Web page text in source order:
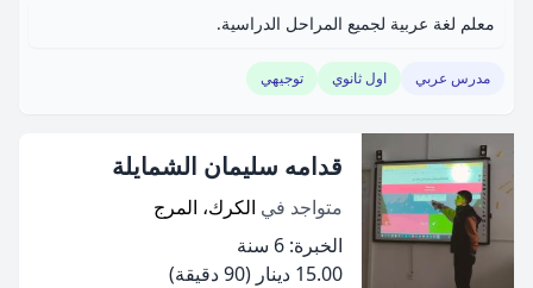
معلم لغة عربية لجميع المراحل الدراسية.
مدرس عربي اول ثانوي توجيهي
قدامه سليمان الشمايلة
متواجد في الكرك، المرج
الخبرة: 6 سنة
15.00 دينار
(90 دقيقة)